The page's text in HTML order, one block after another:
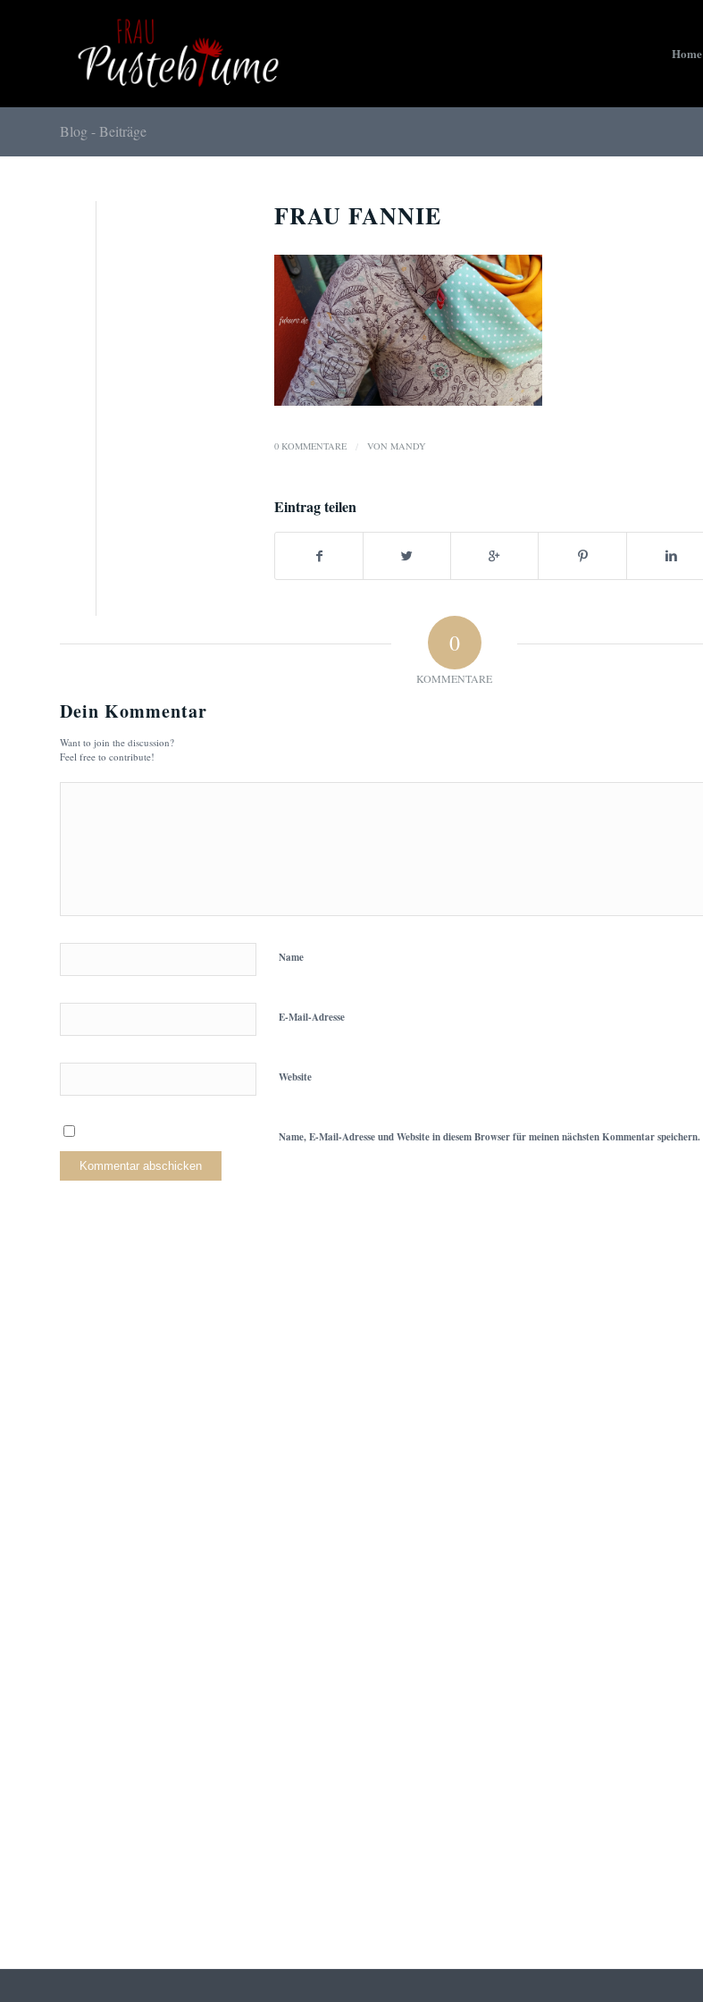
Home
Blog - Beiträge
FRAU FANNIE
0 KOMMENTARE / VON MANDY
Eintrag teilen
0
KOMMENTARE
Dein Kommentar
Want to join the discussion?
Feel free to contribute!
Name
E-Mail-Adresse
Website
Name, E-Mail-Adresse und Website in diesem Browser für meinen nächsten Kommentar speichern.